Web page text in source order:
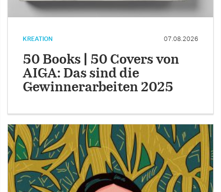
KREATION 07.08.2026
50 Books | 50 Covers von
AIGA: Das sind die
Gewinnerarbeiten 2025